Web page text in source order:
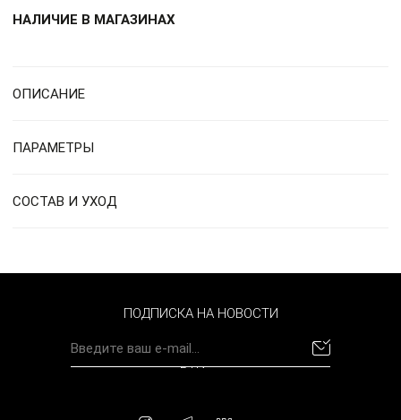
НАЛИЧИЕ В МАГАЗИНАХ
ОПИСАНИЕ
ПАРАМЕТРЫ
СОСТАВ И УХОД
BYN
ПОДПИСКА НА НОВОСТИ